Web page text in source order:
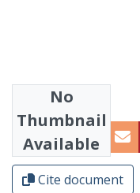
No
Thumbnail
Available
Share
Cite document